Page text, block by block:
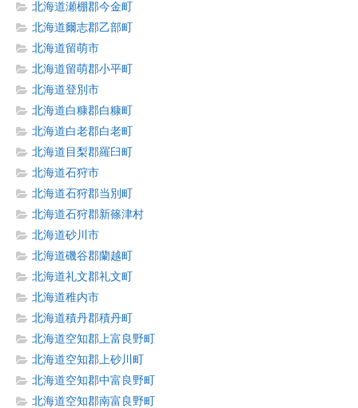
北海道瀬棚郡今金町
北海道爾志郡乙部町
北海道留萌市
北海道留萌郡小平町
北海道登別市
北海道白糠郡白糠町
北海道白老郡白老町
北海道目梨郡羅臼町
北海道石狩市
北海道石狩郡当別町
北海道石狩郡新篠津村
北海道砂川市
北海道磯谷郡蘭越町
北海道礼文郡礼文町
北海道稚内市
北海道積丹郡積丹町
北海道空知郡上富良野町
北海道空知郡上砂川町
北海道空知郡中富良野町
北海道空知郡南富良野町